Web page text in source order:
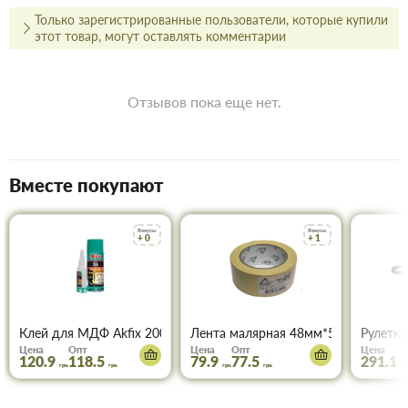
действовать при покупке двух и более товаров.
Купить Гвозди 100мм в Запорожье
означает сберечь время, деньги и нервы и получить с доставкой
Только зарегистрированные пользователи, которые купили
этот товар, могут оставлять комментарии
Отзывов пока еще нет.
Вместе покупают
Бонусы
+ 0
Клей для МДФ Akfix 200 мл+50 мл
Цена
120.9 грн.
Опт
118.5 грн.
Бонусы
+ 1
Лента малярная 48мм*50м ТОРУС
Цена
79.9 грн.
Опт
77.5 грн.
Цена
291.1